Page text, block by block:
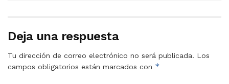
Deja una respuesta
Tu dirección de correo electrónico no será publicada. Los
campos obligatorios están marcados con *